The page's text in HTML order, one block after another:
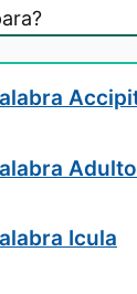
Adulto
Icula